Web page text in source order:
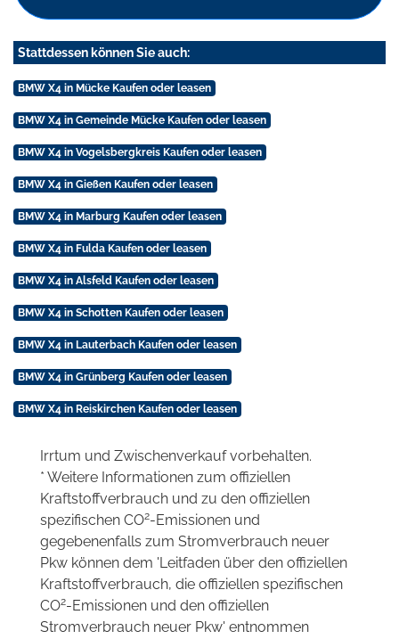
Stattdessen können Sie auch:
BMW X4 in Mücke Kaufen oder leasen
BMW X4 in Gemeinde Mücke Kaufen oder leasen
BMW X4 in Vogelsbergkreis Kaufen oder leasen
BMW X4 in Gießen Kaufen oder leasen
BMW X4 in Marburg Kaufen oder leasen
BMW X4 in Fulda Kaufen oder leasen
BMW X4 in Alsfeld Kaufen oder leasen
BMW X4 in Schotten Kaufen oder leasen
BMW X4 in Lauterbach Kaufen oder leasen
BMW X4 in Grünberg Kaufen oder leasen
BMW X4 in Reiskirchen Kaufen oder leasen
Irrtum und Zwischenverkauf vorbehalten.
* Weitere Informationen zum offiziellen
Kraftstoffverbrauch und zu den offiziellen
spezifischen CO2-Emissionen und
gegebenenfalls zum Stromverbrauch neuer
Pkw können dem 'Leitfaden über den offiziellen
Kraftstoffverbrauch, die offiziellen spezifischen
CO2-Emissionen und den offiziellen
Stromverbrauch neuer Pkw' entnommen